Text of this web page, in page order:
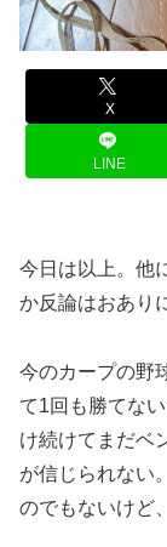
X
LINE
今日は以上。他
か反論はおあり
今のカープの野
て1回も勝てな
け続けてまだベ
が信じられない
のでもないけど